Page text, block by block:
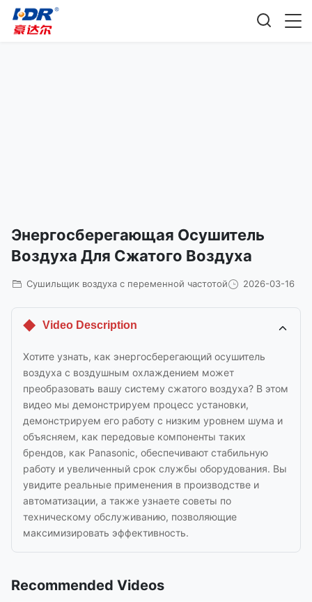
Энергосберегающая Осушитель
Воздуха Для Сжатого Воздуха
Сушильщик воздуха с переменной частотой 2026-03-16
Video Description
Хотите узнать, как энергосберегающий осушитель
воздуха с воздушным охлаждением может
преобразовать вашу систему сжатого воздуха? В этом
видео мы демонстрируем процесс установки,
демонстрируем его работу с низким уровнем шума и
объясняем, как передовые компоненты таких
брендов, как Panasonic, обеспечивают стабильную
работу и увеличенный срок службы оборудования. Вы
увидите реальные применения в производстве и
автоматизации, а также узнаете советы по
техническому обслуживанию, позволяющие
максимизировать эффективность.
Recommended Videos